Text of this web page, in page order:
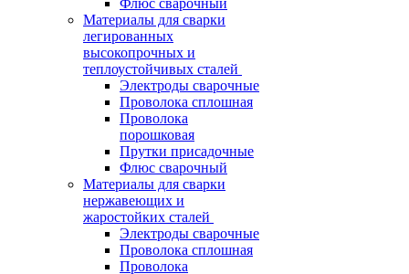
Флюс сварочный
Материалы для сварки
легированных
высокопрочных и
теплоустойчивых сталей
Электроды сварочные
Проволока сплошная
Проволока
порошковая
Прутки присадочные
Флюс сварочный
Материалы для сварки
нержавеющих и
жаростойких сталей
Электроды сварочные
Проволока сплошная
Проволока